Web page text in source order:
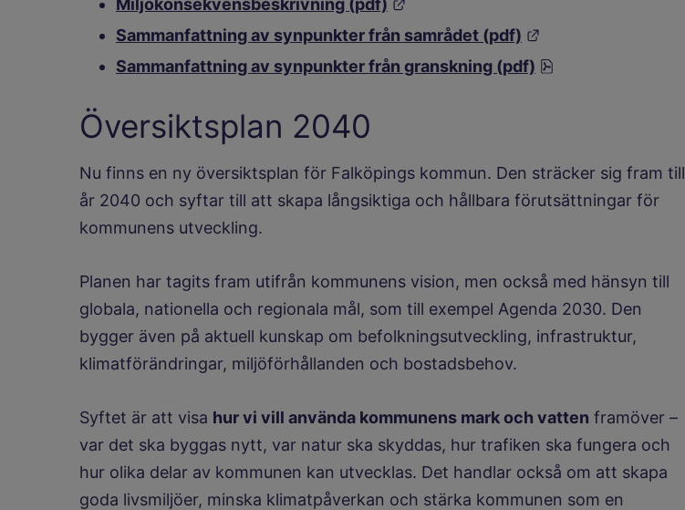
Sammanfattning av synpunkter från samrådet (pdf)
Sammanfattning av synpunkter från granskning (pdf)
Översiktsplan 2040
Nu finns en ny översiktsplan för Falköpings kommun. Den sträcker sig fram till
år 2040 och syftar till att skapa långsiktiga och hållbara förutsättningar för
kommunens utveckling.
Planen har tagits fram utifrån kommunens vision, men också med hänsyn till
globala, nationella och regionala mål, som till exempel Agenda 2030. Den
bygger även på aktuell kunskap om befolkningsutveckling, infrastruktur,
klimatförändringar, miljöförhållanden och bostadsbehov.
Syftet är att visa hur vi vill använda kommunens mark och vatten framöver –
var det ska byggas nytt, var natur ska skyddas, hur trafiken ska fungera och
hur olika delar av kommunen kan utvecklas. Det handlar också om att skapa
goda livsmiljöer, minska klimatpåverkan och stärka kommunen som en